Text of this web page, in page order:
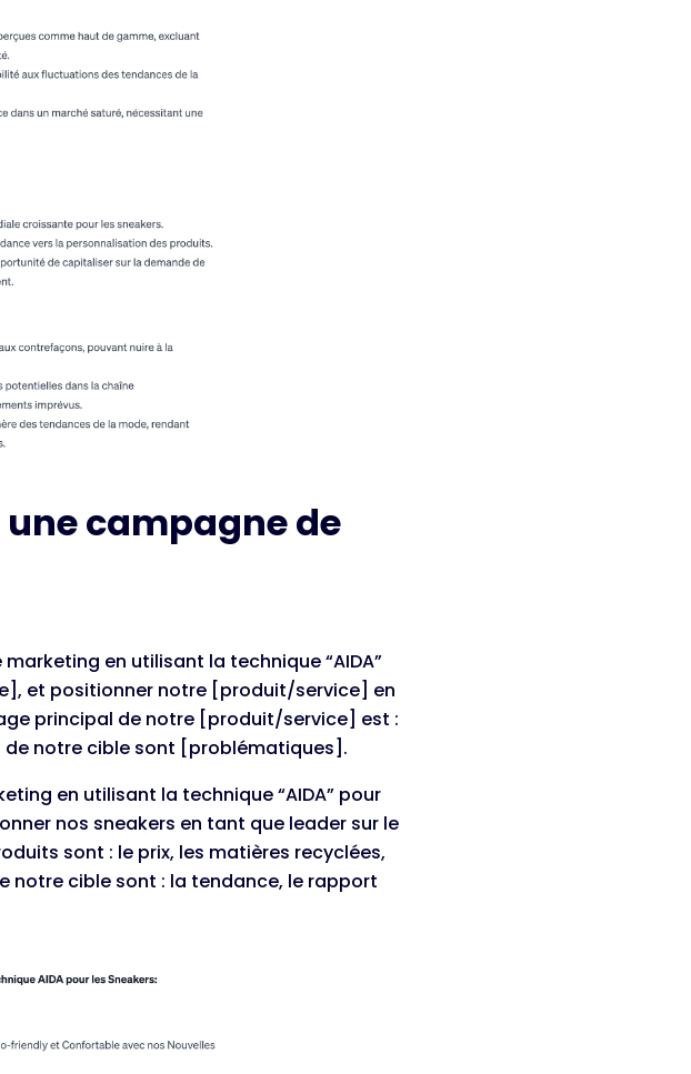
une campagne de
en utilisant la technique “AIDA”
et positionner notre [produit/service] en
principal de notre [produit/service] est :
notre cible sont [problématiques].
en utilisant la technique “AIDA” pour
nos sneakers en tant que leader sur le
sont : le prix, les matières recyclées,
notre cible sont : la tendance, le rapport